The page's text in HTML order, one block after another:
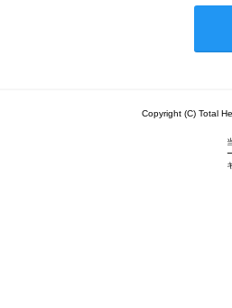
Copyright (C) Total